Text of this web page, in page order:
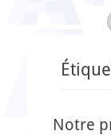
Notre